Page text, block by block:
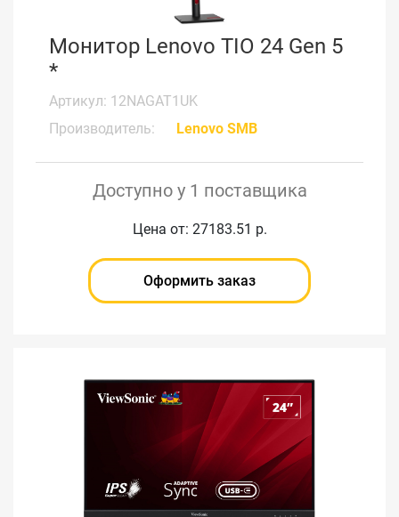
Монитор Lenovo TIO 24 Gen 5
*
Артикул: 12NAGAT1UK
Производитель:
Lenovo SMB
Доступно у 1 поставщика
Цена от: 27183.51 р.
Оформить заказ